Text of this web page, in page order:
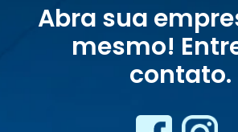
Abra sua
mesmo!
contato.